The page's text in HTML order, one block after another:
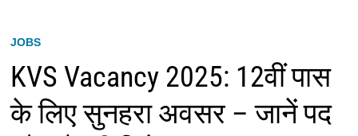
JOBS
KVS Vacancy 2025: 12वीं पास
के लिए सुनहरा अवसर – जानें पद